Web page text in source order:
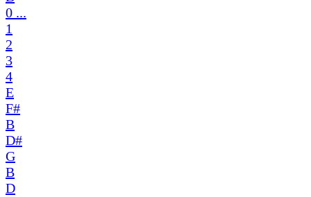
0 ...
1
2
3
4
E
F#
B
D#
G
B
D